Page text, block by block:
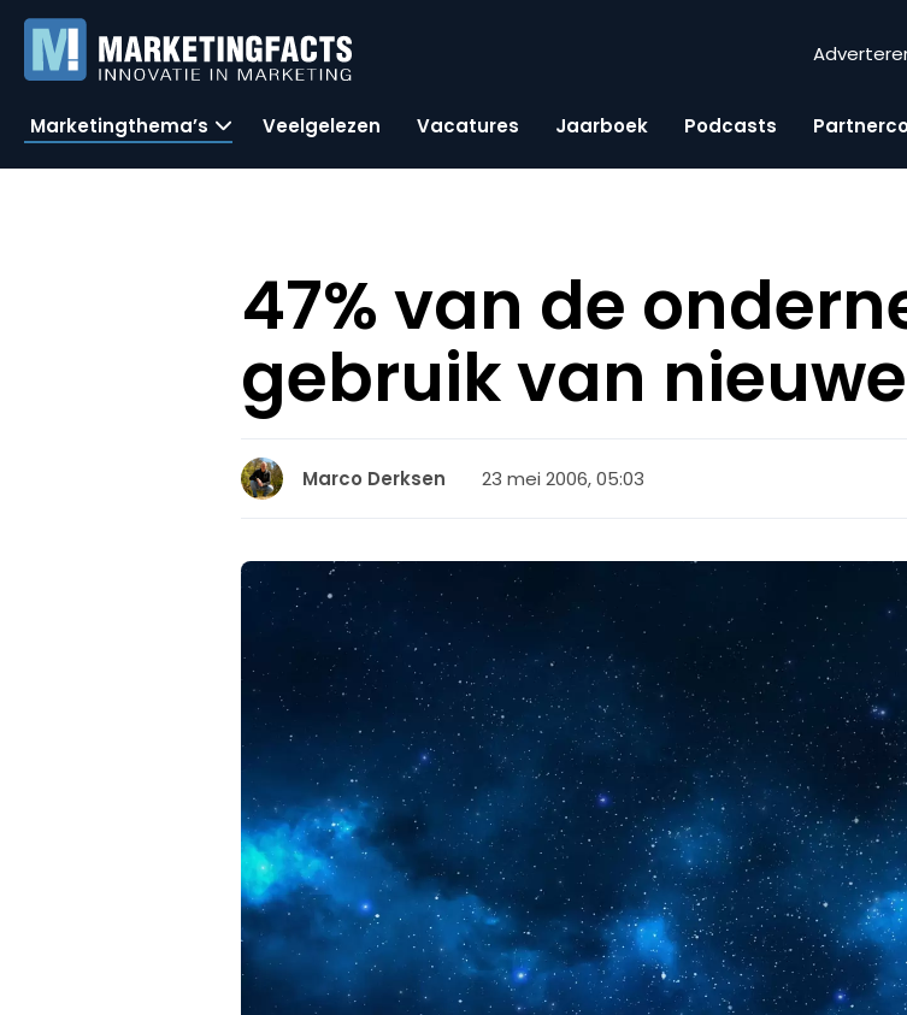
Marketingthema’s Veelgelezen Vacatures Jaarboek Podcasts
47% van de
gebruik van
Marco Derksen 23 mei 2006, 05:03